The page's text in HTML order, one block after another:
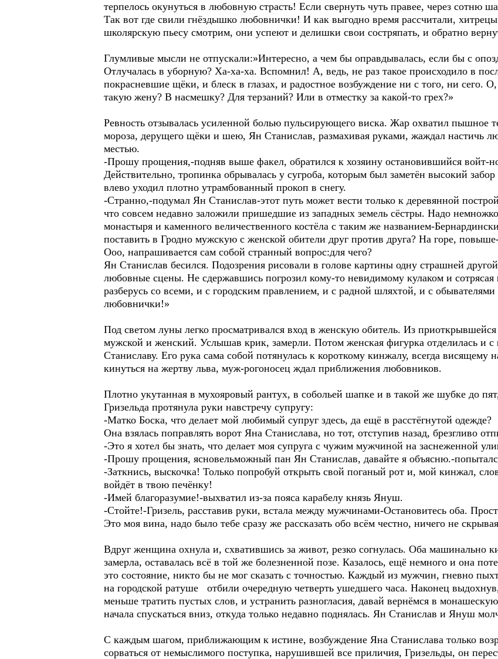
терпелось окунуться в любовную страсть! Если свернуть чуть правее, через сотню
Так вот где свили гнёздышко любовнички! И как выгодно время рассчитали,
школярскую пьесу смотрим, они успеют и делишки свои состряпать, и обратно
Глумливые мысли не отпускали:»Интересно, а чем бы оправдывалась, если бы с
Отлучалась в уборную? Ха-ха-ха. Вспомнил! А, ведь, не раз такое происходило в
покрасневшие щёки, и блеск в глазах, и радостное возбуждение ни с того, ни сего.
такую жену? В насмешку? Для терзаний? Или в отместку за какой-то грех?»
Ревность отзывалась усиленной болью пульсирующего виска. Жар охватил пышное
мороза, дерущего щёки и шею, Ян Станислав, размахивая руками, жаждал настичь
местью.
-Прошу прощения,-подняв выше факел, обратился к хозяину остановившийся войт-
Действительно, тропинка обрывалась у сугроба, которым был заметён высокий забор
влево уходил плотно утрамбованный прокоп в снегу.
-Странно,-подумал Ян Станислав-этот путь может вести только к деревянной
что совсем недавно заложили пришедшие из западных земель сёстры. Надо
монастыря и каменного величественного костёла с таким же названием-
поставить в Гродно мужскую с женской обители друг против друга? На горе,
Ооо, напрашивается сам собой странный вопрос:для чего?
Ян Станислав бесился. Подозрения рисовали в голове картины одну страшней
любовные сцены. Не сдержавшись погрозил кому-то невидимому кулаком и
разберусь со всеми, и с городским правлением, и с радной шляхтой, и с
любовнички!»
Под светом луны легко просматривался вход в женскую обитель. Из приоткрывшейся
мужской и женский. Услышав крик, замерли. Потом женская фигурка отделилась и
Станиславу. Его рука сама собой потянулась к короткому кинжалу, всегда висящему
кинуться на жертву льва, муж-рогоносец ждал приближения любовников.
Плотно укутанная в мухояровый рантух, в собольей шапке и в такой же шубке до
Гризельда протянула руки навстречу супругу:
-Матко Боска, что делает мой любимый супруг здесь, да ещё в расстёгнутой одежде?
Она взялась поправлять ворот Яна Станислава, но тот, отступив назад, брезгливо
-Это я хотел бы знать, что делает моя супруга с чужим мужчиной на заснеженной
-Прошу прощения, ясновельможный пан Ян Станислав, давайте я объясню.-
-Заткнись, выскочка! Только попробуй открыть свой поганый рот и, мой кинжал,
войдёт в твою печёнку!
-Имей благоразумие!-выхватил из-за пояса карабелу князь Януш.
-Стойте!-Гризель, расставив руки, встала между мужчинами-Остановитесь оба.
Это моя вина, надо было тебе сразу же рассказать обо всём честно, ничего не
Вдруг женщина охнула и, схватившись за живот, резко согнулась. Оба машинально
замерла, оставалась всё в той же болезненной позе. Казалось, ещё немного и она
это состояние, никто бы не мог сказать с точностью. Каждый из мужчин, гневно
на городской ратуше отбили очередную четверть ушедшего часа. Наконец
меньше тратить пустых слов, и устранить разногласия, давай вернёмся в
начала спускаться вниз, откуда только недавно поднялась. Ян Станислав и Януш
С каждым шагом, приближающим к истине, возбуждение Яна Станислава только
сорваться от немыслимого поступка, нарушившей все приличия, Гризельды, он